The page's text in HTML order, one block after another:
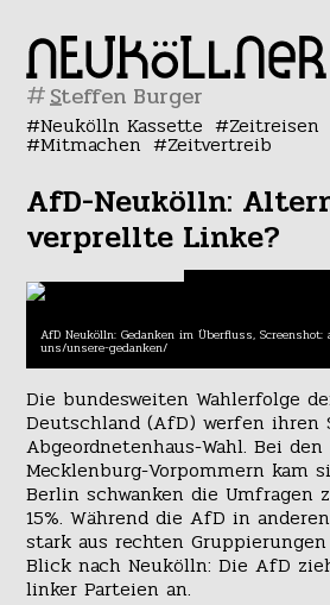
#
Neukölln Kassette Zeitreisen
Mitmachen Zeitvertreib
AfD-Neukölln:
verprellte Linke?
AfD Neukölln: Gedanken im Überfluss, Screenshot:
uns/unsere-gedanken/
Die bundesweiten Wahlerfolge
Deutschland (AfD) werfen ihren
Abgeordnetenhaus-Wahl. Bei
Mecklenburg-Vorpommern kam
Berlin schwanken die Umfragen
15%. Während die AfD in
stark aus rechten
Blick nach Neukölln: Die AfD
linker Parteien an.